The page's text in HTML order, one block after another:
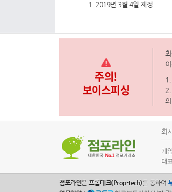
2019년 3월 4일 제정
주의!
보이스피싱
회
개
대
점포라인은 프롭테크(Prop-tech)를 통하여